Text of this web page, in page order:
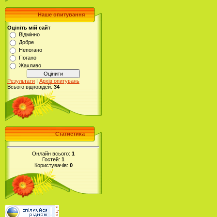
Наше опитування
Оцініть мій сайт
Відмінно
Добре
Непогано
Погано
Жахливо
Результати | Архів опитувань
Всього відповідей: 34
Статистика
Онлайн всього: 1
Гостей: 1
Користувачів: 0